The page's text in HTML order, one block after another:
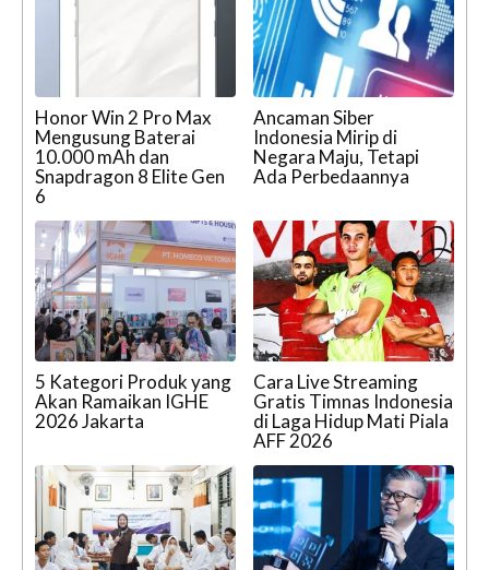
Honor Win 2 Pro Max
Mengusung Baterai
10.000 mAh dan
Snapdragon 8 Elite Gen
6
Ancaman Siber
Indonesia Mirip di
Negara Maju, Tetapi
Ada Perbedaannya
5 Kategori Produk yang
Akan Ramaikan IGHE
2026 Jakarta
Cara Live Streaming
Gratis Timnas Indonesia
di Laga Hidup Mati Piala
AFF 2026